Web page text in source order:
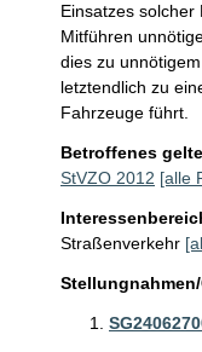
Einsatzes
Mitführen
dies zu
letztendlich zu
Fahrzeuge führt.
Betroffenes
StVZO 2012 [alle
Straßenverkehr